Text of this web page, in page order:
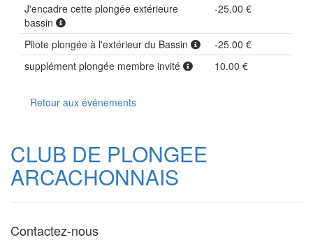
J'encadre cette plongée extérieure
bassin
-25.00 €
Pilote plongée à l'extérieur du Bassin
-25.00 €
supplément plongée membre invité
10.00 €
Retour aux événements
CLUB DE PLONGEE
ARCACHONNAIS
Contactez-nous